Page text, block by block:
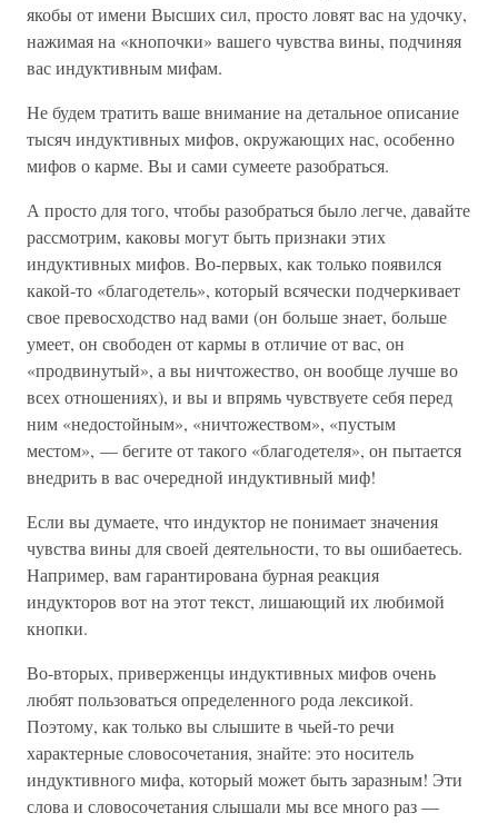
якобы от имени Высших сил, просто ловят вас на удочку,
нажимая на «кнопочки» вашего чувства вины, подчиняя
вас индуктивным мифам.
Не будем тратить ваше внимание на детальное описание
тысяч индуктивных мифов, окружающих нас, особенно
мифов о карме. Вы и сами сумеете разобраться.
А просто для того, чтобы разобраться было легче, давайте
рассмотрим, каковы могут быть признаки этих
индуктивных мифов. Во-первых, как только появился
какой-то «благодетель», который всячески подчеркивает
свое превосходство над вами (он больше знает, больше
умеет, он свободен от кармы в отличие от вас, он
«продвинутый», а вы ничтожество, он вообще лучше во
всех отношениях), и вы и впрямь чувствуете себя перед
ним «недостойным», «ничтожеством», «пустым
местом», — бегите от такого «благодетеля», он пытается
внедрить в вас очередной индуктивный миф!
Если вы думаете, что индуктор не понимает значения
чувства вины для своей деятельности, то вы ошибаетесь.
Например, вам гарантирована бурная реакция
индукторов вот на этот текст, лишающий их любимой
кнопки.
Во-вторых, приверженцы индуктивных мифов очень
любят пользоваться определенного рода лексикой.
Поэтому, как только вы слышите в чьей-то речи
характерные словосочетания, знайте: это носитель
индуктивного мифа, который может быть заразным! Эти
слова и словосочетания слышали мы все много раз —